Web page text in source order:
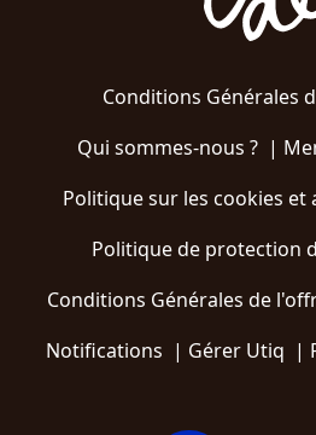
Conditions Générales
Qui sommes-nous ?|
Politique sur les cookies et
Politique de protection
Conditions Générales de
Notifications | Gérer Utiq |